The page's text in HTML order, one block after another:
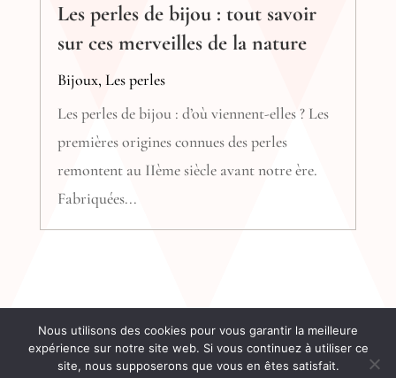
Les perles de bijou : tout savoir
sur ces merveilles de la nature
Bijoux, Les perles
Les perles de bijou : d’où viennent-elles ? Les
premières origines connues des perles
remontent au IIème siècle avant notre ère.
Fabriquées...
Tous droits réservés - Bijoux-perles.net 2025 -
Nous utilisons des cookies pour vous garantir la meilleure
expérience sur notre site web. Si vous continuez à utiliser ce
site, nous supposerons que vous en êtes satisfait.